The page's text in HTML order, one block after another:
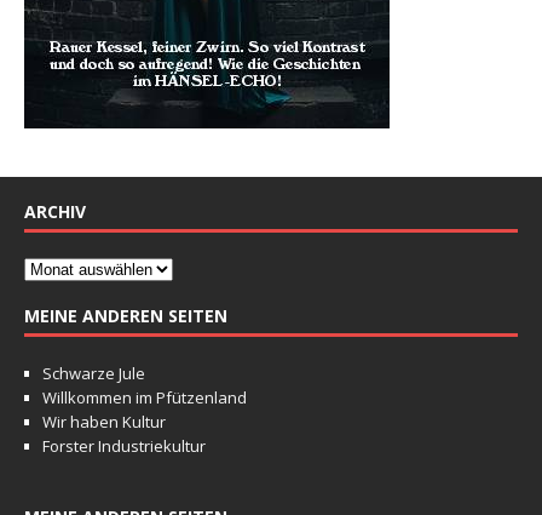
ARCHIV
MEINE ANDEREN SEITEN
Schwarze Jule
Willkommen im Pfützenland
Wir haben Kultur
Forster Industriekultur